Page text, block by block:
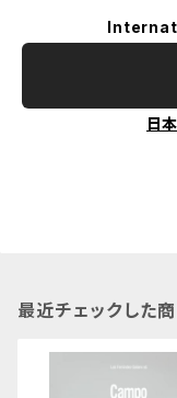
日
最近チェックした